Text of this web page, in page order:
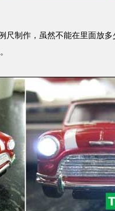
制作，虽然不能在里面放多